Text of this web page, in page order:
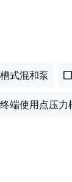
槽式混和泵
终端使用点压力